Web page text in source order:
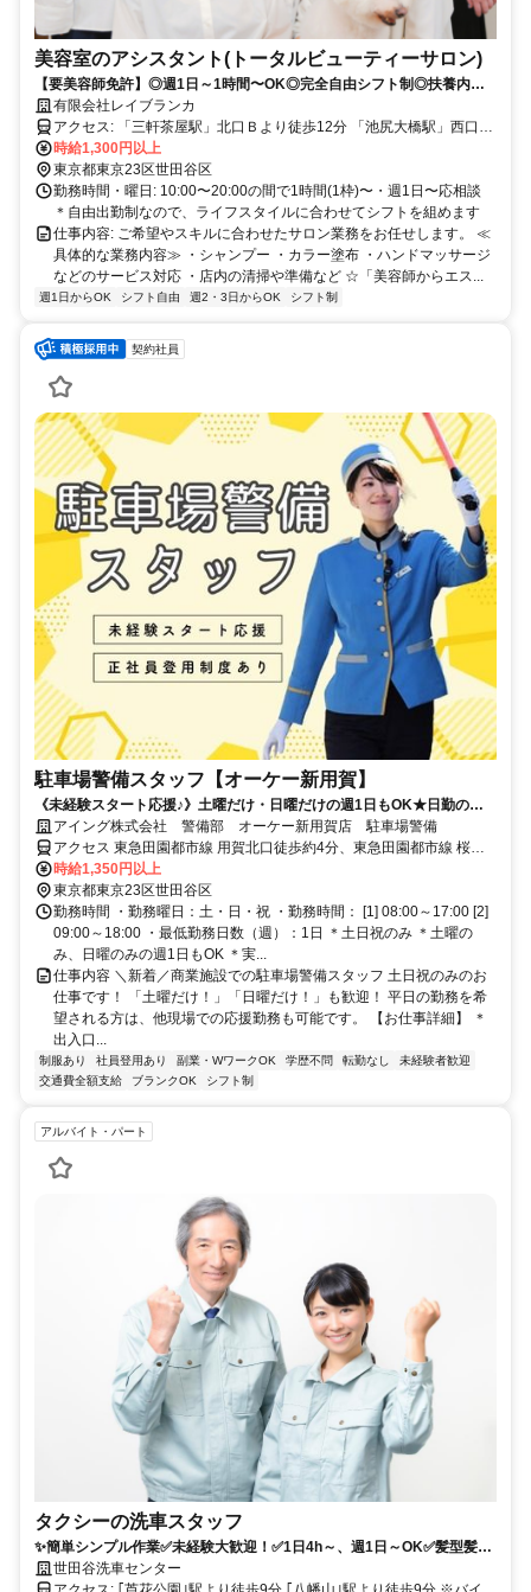
美容室のアシスタント(トータルビューティーサロン)
【要美容師免許】◎週1日～1時間〜OK◎完全自由シフト制◎扶養内・
Wワーク歓迎◎ブランク復帰応援
有限会社レイブランカ
アクセス: 「三軒茶屋駅」北口Ｂより徒歩12分 「池尻大橋駅」西口よ
り徒歩11分
時給1,300円以上
東京都東京23区世田谷区
勤務時間・曜日: 10:00〜20:00の間で1時間(1枠)〜・週1日〜応相談
＊自由出勤制なので、ライフスタイルに合わせてシフトを組めます
仕事内容: ご希望やスキルに合わせたサロン業務をお任せします。 ≪
具体的な業務内容≫ ・シャンプー ・カラー塗布 ・ハンドマッサージ
などのサービス対応 ・店内の清掃や準備など ☆「美容師からエス...
週1日からOK シフト自由 週2・3日からOK シフト制
契約社員
駐車場警備スタッフ【オーケー新用賀】
《未経験スタート応援♪》土曜だけ・日曜だけの週1日もOK★日勤のみ
★WワークOK★30～50代活躍中
アイング株式会社 警備部 オーケー新用賀店 駐車場警備
アクセス 東急田園都市線 用賀北口徒歩約4分、東急田園都市線 桜新
町西口徒歩約17分
時給1,350円以上
東京都東京23区世田谷区
勤務時間 ・勤務曜日：土・日・祝 ・勤務時間： [1] 08:00～17:00 [2]
09:00～18:00 ・最低勤務日数（週）：1日 ＊土日祝のみ ＊土曜の
み、日曜のみの週1日もOK ＊実...
仕事内容 ＼新着／商業施設での駐車場警備スタッフ 土日祝のみのお
仕事です！ 「土曜だけ！」「日曜だけ！」も歓迎！ 平日の勤務を希
望される方は、他現場での応援勤務も可能です。 【お仕事詳細】 ＊
出入口...
制服あり 社員登用あり 副業・WワークOK 学歴不問 転勤なし
未経験者歓迎
交通費全額支給
ブランクOK シフト制
アルバイト・パート
タクシーの洗車スタッフ
✨簡単シンプル作業✅未経験大歓迎！✅1日4h～、週1日～OK✅髪型髪色
自由✅面接1回✅夜中1時～翌10:30の珍しい時間帯
世田谷洗車センター